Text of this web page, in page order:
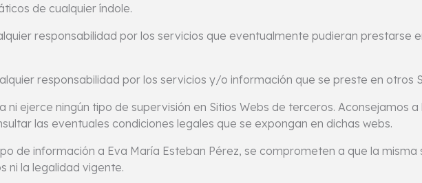
de cualquier índole.
responsabilidad por los servicios que eventualmente pudieran prestarse
responsabilidad por los servicios y/o información que se preste en otros
ni ejerce ningún tipo de supervisión en Sitios Webs de terceros. Aconsejamos a
las eventuales condiciones legales que se expongan en dichas webs.
de información a Eva María Esteban Pérez, se comprometen a que la misma
ni la legalidad vigente.